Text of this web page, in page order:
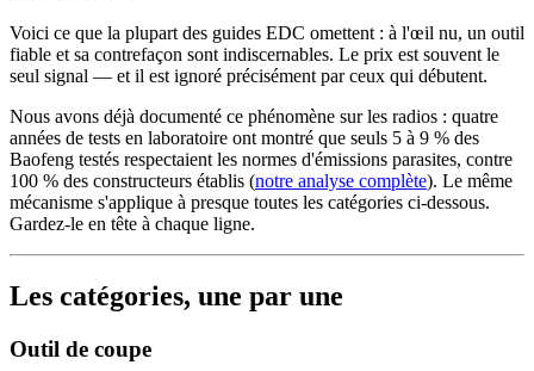
Voici ce que la plupart des guides EDC omettent : à l'œil nu, un outil
fiable et sa contrefaçon sont indiscernables. Le prix est souvent le
seul signal — et il est ignoré précisément par ceux qui débutent.
Nous avons déjà documenté ce phénomène sur les radios : quatre
années de tests en laboratoire ont montré que seuls 5 à 9 % des
Baofeng testés respectaient les normes d'émissions parasites, contre
100 % des constructeurs établis (notre analyse complète). Le même
mécanisme s'applique à presque toutes les catégories ci-dessous.
Gardez-le en tête à chaque ligne.
Les catégories, une par une
Outil de coupe